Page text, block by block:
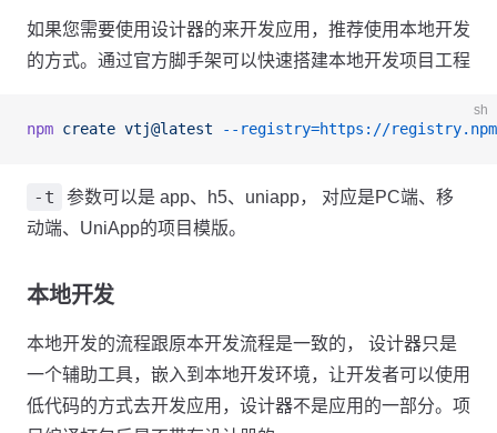
如果您需要使用设计器的来开发应用，推荐使用本地开发
的方式。通过官方脚手架可以快速搭建本地开发项目工程
sh
npm create vtj@latest --registry=https://
-t
参数可以是 app、h5、uniapp， 对应是PC端、移
动端、UniApp的项目模版。
本地开发
本地开发的流程跟原本开发流程是一致的， 设计器只是
一个辅助工具，嵌入到本地开发环境，让开发者可以使用
低代码的方式去开发应用，设计器不是应用的一部分。项